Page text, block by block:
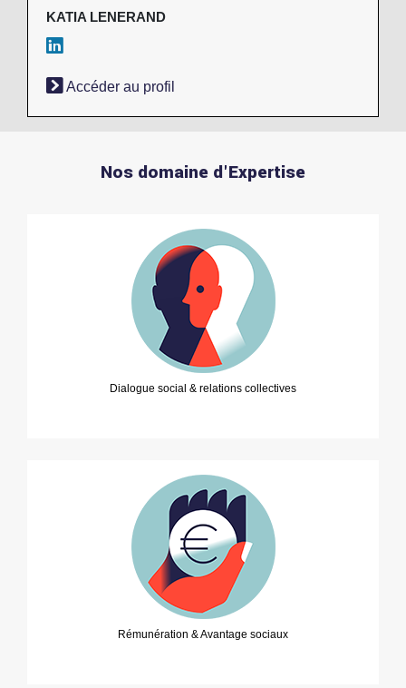
KATIA LENERAND
Accéder au profil
Nos domaine d'Expertise
Dialogue social & relations collectives
Rémunération & Avantage sociaux